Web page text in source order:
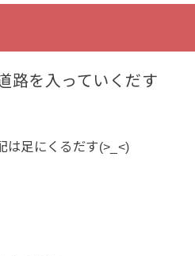
路を入っていくだす
は足にくるだす(>_<)